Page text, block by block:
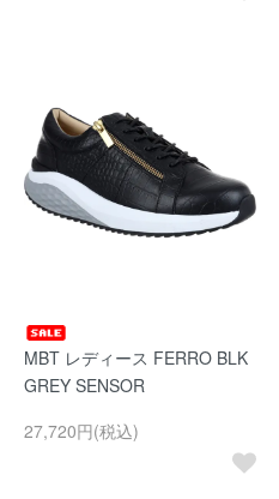
MBT レディース FERRO BLK
GREY SENSOR
27,720円(税込)